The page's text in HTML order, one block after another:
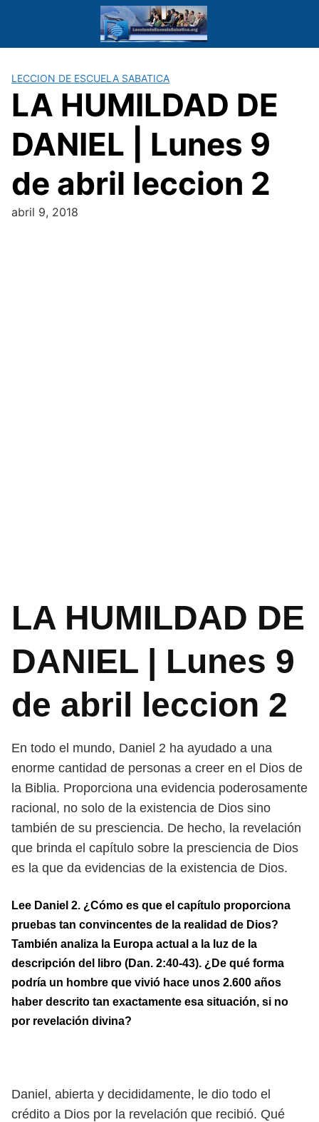
LECCION DE ESCUELA SABATICA
LA HUMILDAD DE
DANIEL | Lunes 9
de abril leccion 2
abril 9, 2018
LA HUMILDAD DE
DANIEL | Lunes 9
de abril leccion 2
En todo el mundo, Daniel 2 ha ayudado a una
enorme cantidad de personas a creer en el Dios de
la Biblia. Proporciona una evidencia poderosamente
racional, no solo de la existencia de Dios sino
también de su presciencia. De hecho, la revelación
que brinda el capítulo sobre la presciencia de Dios
es la que da evidencias de la existencia de Dios.
Lee Daniel 2. ¿Cómo es que el capítulo proporciona
pruebas tan convincentes de la realidad de Dios?
También analiza la Europa actual a la luz de la
descripción del libro (Dan. 2:40-43). ¿De qué forma
podría un hombre que vivió hace unos 2.600 años
haber descrito tan exactamente esa situación, si no
por revelación divina?
Daniel, abierta y decididamente, le dio todo el
crédito a Dios por la revelación que recibió. Qué